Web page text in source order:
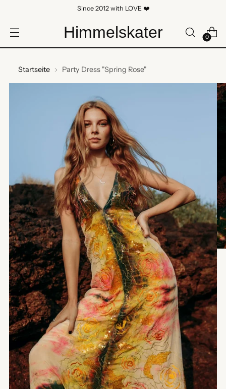
Since 2012 with LOVE ❤️
Himmelskater 0
Startseite Party Dress "Spring Rose"